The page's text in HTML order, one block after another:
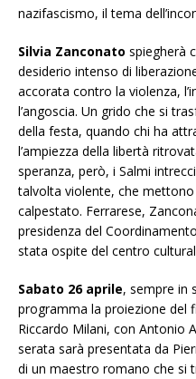
nazifascismo, il tema
Silvia Zanconato spiegherà
desiderio intenso di
accorata contro la violenza,
l’angoscia. Un grido che si
della festa, quando chi ha
l’ampiezza della libertà
speranza, però, i Salmi
talvolta violente, che
calpestato. Ferrarese,
presidenza del
stata ospite del centro
Sabato 26 aprile, sempre in
programma la proiezione del
Riccardo Milani, con Antonio
serata sarà presentata da
di un maestro romano che si